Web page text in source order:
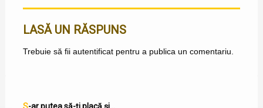
LASĂ UN RĂSPUNS
Trebuie să fii autentificatpentru a publica un comentariu.